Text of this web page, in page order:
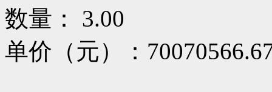
数量： 3.00
单价（元）：